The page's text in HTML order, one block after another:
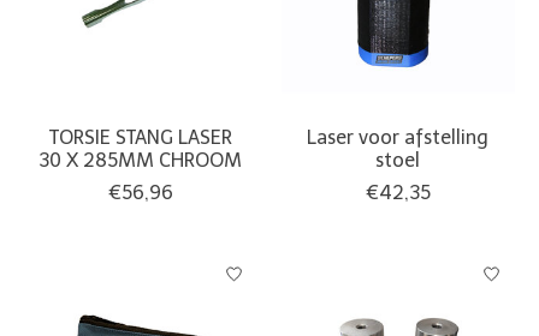
TORSIE STANG LASER
30 X 285MM CHROOM
€56,96
Laser voor afstelling
stoel
€42,35